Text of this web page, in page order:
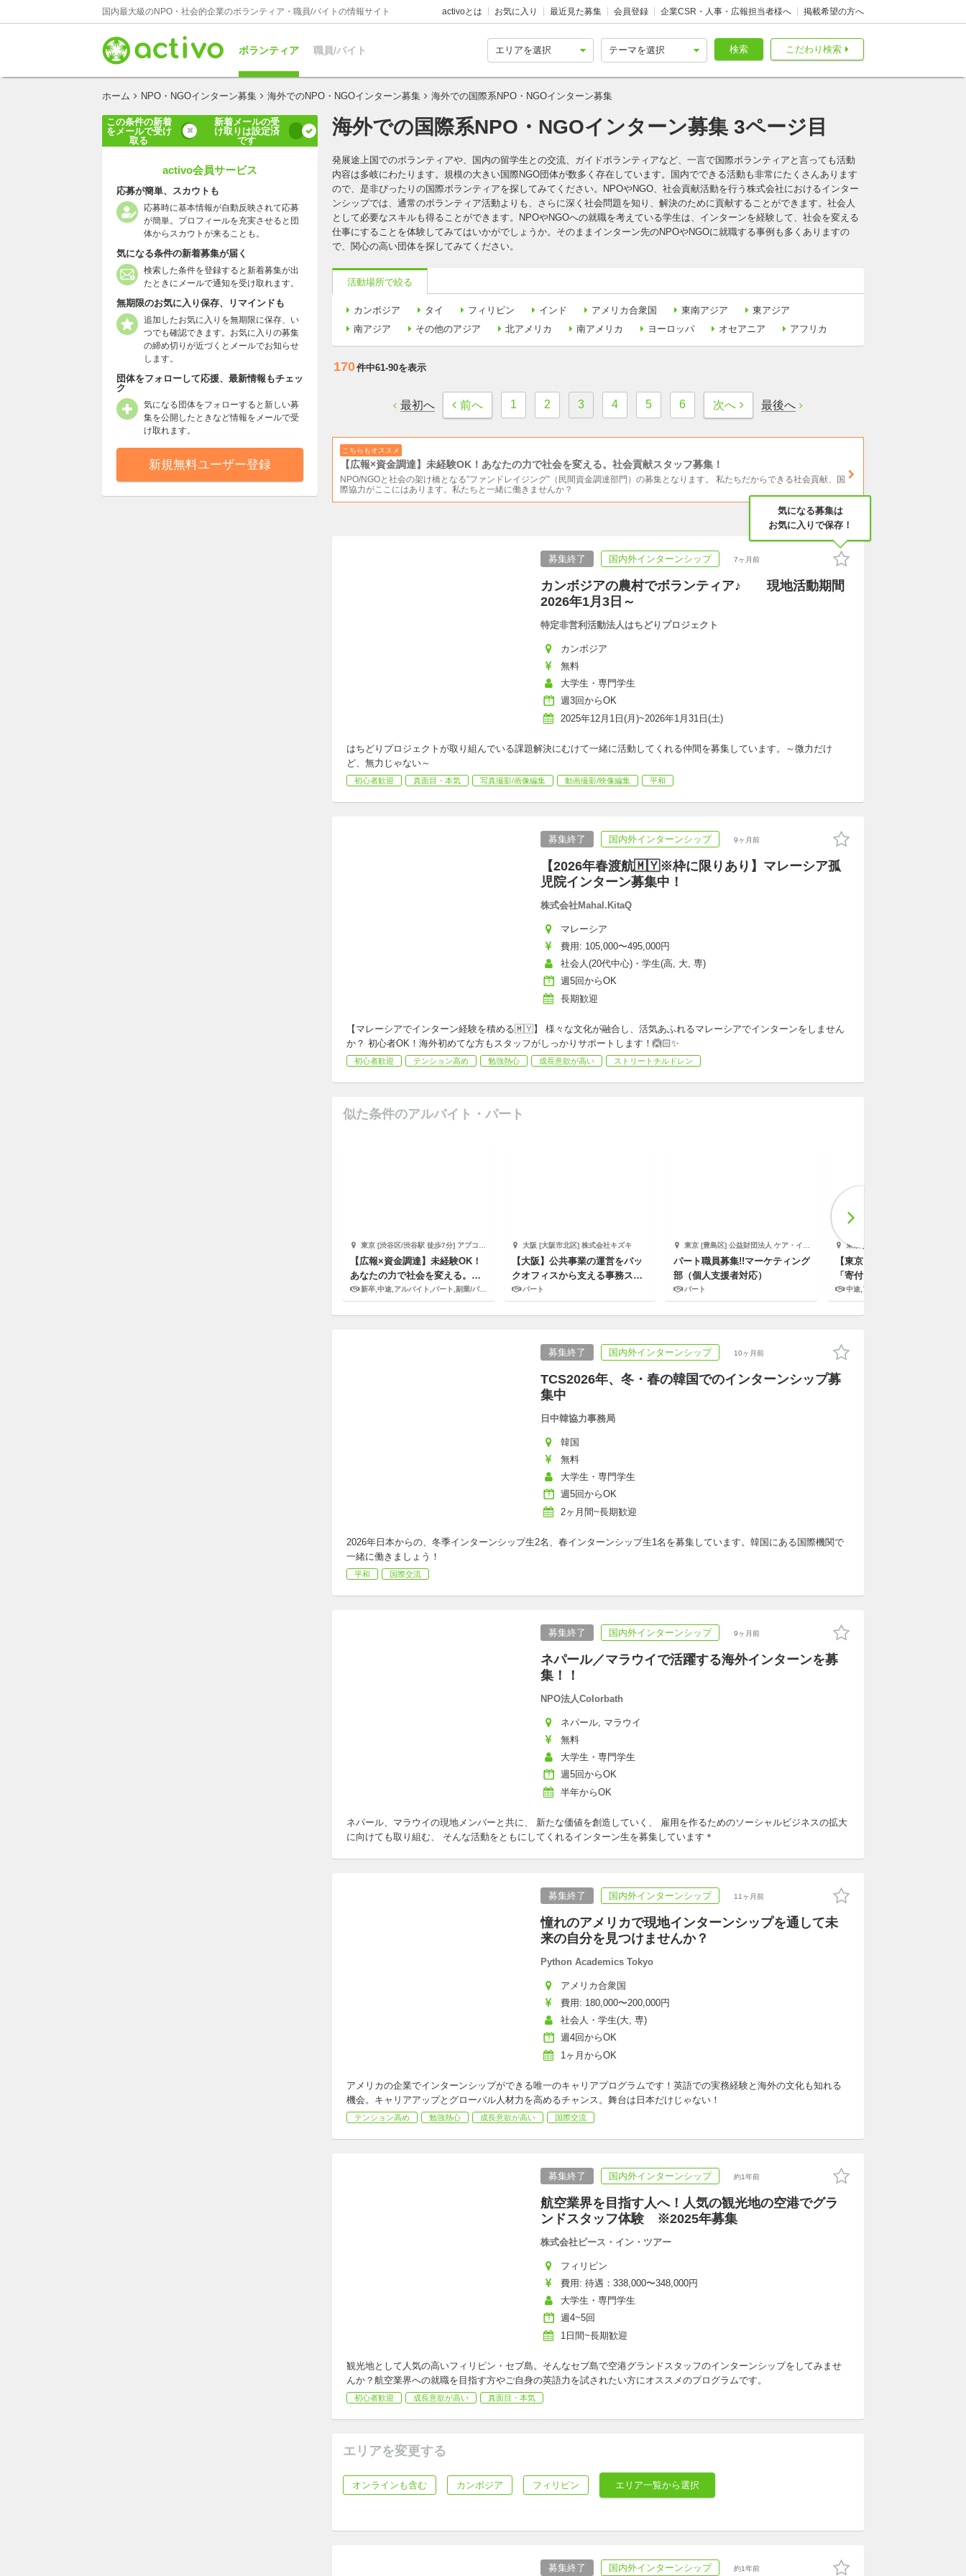
国内最大級のNPO・社会的企業のボランティア・職員/バイトの情報サイト activoとは お気に入り 最近見た募集 会員登録 企業CSR・人事・広報担当者様へ 掲載希望の方へ
ボランティア 職員/バイト こだわり検索
検索
ホーム NPO・NGOインターン募集 海外でのNPO・NGOインターン募集 海外での国際系NPO・NGOインターン募集
海外での国際系NPO・NGOインターン募集 3ページ目
発展途上国でのボランティアや、国内の留学生との交流、ガイドボランティアなど、一言で国際ボランティアと言っても活動
内容は多岐にわたります。規模の大きい国際NGO団体が数多く存在しています。国内でできる活動も非常にたくさんあります
ので、是非ぴったりの国際ボランティアを探してみてください。NPOやNGO、社会貢献活動を行う株式会社におけるインター
ンシップでは、通常のボランティア活動よりも、さらに深く社会問題を知り、解決のために貢献することができます。社会人
として必要なスキルも得ることができます。NPOやNGOへの就職を考えている学生は、インターンを経験して、社会を変える
仕事にすることを体験してみてはいかがでしょうか。そのままインターン先のNPOやNGOに就職する事例も多くありますの
で、関心の高い団体を探してみてください。
活動場所で絞る
カンボジア タイ フィリピン インド アメリカ合衆国 東南アジア
東アジア
南アジア
その他のアジア 北アメリカ 南アメリカ ヨーロッパ オセアニア アフリカ
170件中61-90を表示
最初へ 前へ 1 2 3 4 5 6 次へ 最後へ
こちらもオススメ
【広報×資金調達】未経験OK！あなたの力で社会を変える。社会貢献スタッフ募集！
NPO/NGOと社会の架け橋となる”ファンドレイジング”（民間資金調達部門）の募集となります。 私たちだからできる社会貢献、国
際協力がここにはあります。私たちと一緒に働きませんか？
気になる募集は
お気に入りで保存！
募集終了 国内外インターンシップ 7ヶ月前
カンボジアの農村でボランティア♪ 現地活動期間
2026年1月3日～
特定非営利活動法人はちどりプロジェクト
カンボジア
無料
大学生・専門学生
週3回からOK
2025年12月1日(月)~2026年1月31日(土)
はちどりプロジェクトが取り組んでいる課題解決にむけて一緒に活動してくれる仲間を募集しています。～微力だけ
ど、無力じゃない～
初心者歓迎 真面目・本気 写真撮影/画像編集 動画撮影/映像編集 平和
募集終了 国内外インターンシップ 9ヶ月前
【2026年春渡航🇲🇾※枠に限りあり】マレーシア孤
児院インターン募集中！
株式会社Mahal.KitaQ
マレーシア
費用: 105,000〜495,000円
社会人(20代中心)・学生(高, 大, 専)
週5回からOK
長期歓迎
【マレーシアでインターン経験を積める🇲🇾】 様々な文化が融合し、活気あふれるマレーシアでインターンをしません
か？ 初心者OK！海外初めてな方もスタッフがしっかりサポートします！🙆🏻✨
初心者歓迎 テンション高め 勉強熱心 成長意欲が高い ストリートチルドレン
似た条件のアルバイト・パート
東京 [渋谷区/渋谷駅 徒歩7分] アプコグループジャパン株式会社
【広報×資金調達】未経験OK！
あなたの力で社会を変える。社
会貢献スタッフ募集！
新卒,中途,アルバイト,パート,副業/パラレルキャリア
大阪 [大阪市北区] 株式会社キズキ
【大阪】公共事業の運営をバッ
クオフィスから支える事務スタ
ッフ募集！
パート
東京 [豊島区] 公益財団法人 ケア・インターナショナル ジャパン
パート職員募集!!マーケティング
部（個人支援者対応）
パート
東京 [港区/表参道駅 徒歩12分] 特定非営利活動法人 国連UNHCR協会
【東京】ファンドレイザー／
「寄付を募る」という “難民支
援のもう1つの最前線”
中途,アルバイト,パート,副業/パラレルキャリア
募集終了 国内外インターンシップ 10ヶ月前
TCS2026年、冬・春の韓国でのインターンシップ募
集中
日中韓協力事務局
韓国
無料
大学生・専門学生
週5回からOK
2ヶ月間~長期歓迎
2026年日本からの、冬季インターンシップ生2名、春インターンシップ生1名を募集しています。韓国にある国際機関で
一緒に働きましょう！
平和 国際交流
募集終了 国内外インターンシップ 9ヶ月前
ネパール／マラウイで活躍する海外インターンを募
集！！
NPO法人Colorbath
ネパール, マラウイ
無料
大学生・専門学生
週5回からOK
半年からOK
ネパール、マラウイの現地メンバーと共に、 新たな価値を創造していく、 雇用を作るためのソーシャルビジネスの拡大
に向けても取り組む、 そんな活動をともにしてくれるインターン生を募集しています＊
募集終了 国内外インターンシップ 11ヶ月前
憧れのアメリカで現地インターンシップを通して未
来の自分を見つけませんか？
Python Academics Tokyo
アメリカ合衆国
費用: 180,000〜200,000円
社会人・学生(大, 専)
週4回からOK
1ヶ月からOK
アメリカの企業でインターンシップができる唯一のキャリアプログラムです！英語での実務経験と海外の文化も知れる
機会。キャリアアップとグローバル人材力を高めるチャンス。舞台は日本だけじゃない！
テンション高め 勉強熱心 成長意欲が高い 国際交流
募集終了 国内外インターンシップ 約1年前
航空業界を目指す人へ！人気の観光地の空港でグラ
ンドスタッフ体験 ※2025年募集
株式会社ピース・イン・ツアー
フィリピン
費用: 待遇：338,000〜348,000円
大学生・専門学生
週4~5回
1日間~長期歓迎
観光地として人気の高いフィリピン・セブ島。そんなセブ島で空港グランドスタッフのインターンシップをしてみませ
んか？航空業界への就職を目指す方やご自身の英語力を試されたい方にオススメのプログラムです。
初心者歓迎 成長意欲が高い 真面目・本気
エリアを変更する
オンラインも含む カンボジア フィリピン エリア一覧から選択
募集終了 国内外インターンシップ 約1年前
この条件の新着
をメールで受け
取る
新着メールの受
け取りは設定済
です
activo会員サービス
応募が簡単、スカウトも
応募時に基本情報が自動反映されて応募
が簡単。プロフィールを充実させると団
体からスカウトが来ることも。
気になる条件の新着募集が届く
検索した条件を登録すると新着募集が出
たときにメールで通知を受け取れます。
無期限のお気に入り保存、リマインドも
追加したお気に入りを無期限に保存、い
つでも確認できます。お気に入りの募集
の締め切りが近づくとメールでお知らせ
します。
団体をフォローして応援、最新情報もチェッ
ク
気になる団体をフォローすると新しい募
集を公開したときなど情報をメールで受
け取れます。
新規無料ユーザー登録